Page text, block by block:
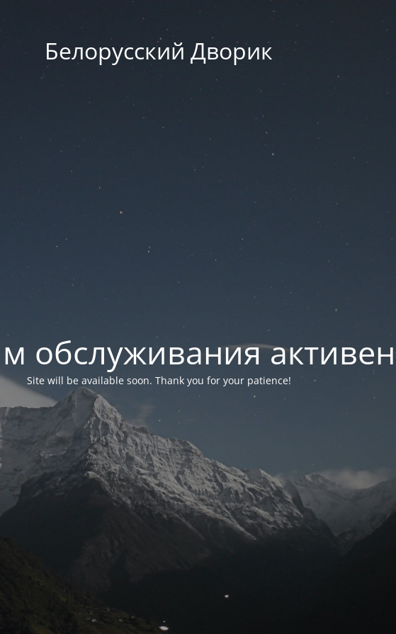
Белорусский Дворик
обслуживания активен
Site will be available soon. Thank you for your patience!